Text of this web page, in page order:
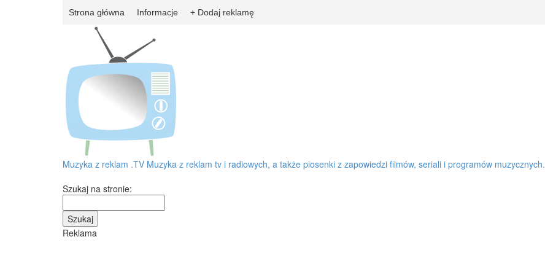
Strona główna Informacje + Dodaj reklamę
Muzyka z reklam .TV Muzyka z reklam tv i radiowych, a także piosenki z zapowiedzi filmów, seriali i programów muzycznych.
Szukaj na stronie:
Reklama